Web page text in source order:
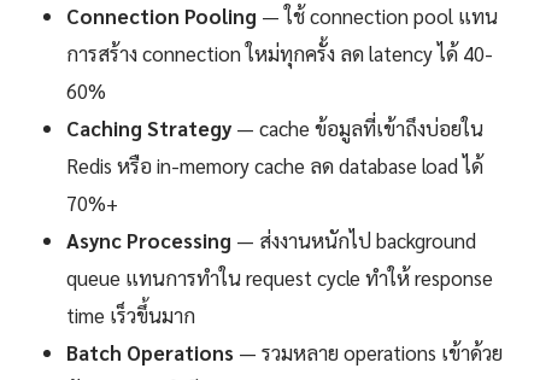
Connection Pooling — ใช้ connection pool แทน
การสร้าง connection ใหม่ทุกครั้ง ลด latency ได้ 40-
60%
Caching Strategy — cache ข้อมูลที่เข้าถึงบ่อยใน
Redis หรือ in-memory cache ลด database load ได้
70%+
Async Processing — ส่งงานหนักไป background
queue แทนการทำใน request cycle ทำให้ response
time เร็วขึ้นมาก
Batch Operations — รวมหลาย operations เข้าด้วย